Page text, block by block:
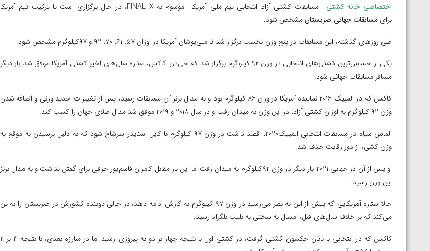
اختصاصی خانه کشتی
– مسابقات کشتی آزاد انتخابی تیم ملی آمریکا موسوم به FINAL X، در حال برگزاری است تا ترکیب تیم آمریکا
برای مسابقات جهانی صربستانمشخص شود.
طی روزهای گذشته، این مسابقات در پنج وزن نخست برگزار شد تا ملی‌پوشان آمریکا در اوزان ۵۷، ۶۱، ۷۰، ۹۲ و ۹۷کیلوگرم مشخص شود.
یکی از حساس‌ترین کشتی‌های انتخابی در وزن ۹۲ کیلوگرم برگزار شد که حی‌دن کاکس، ستاره سال‌های اخیر کشتی آمریکا موفق شد بار دیگر
مسافر مسابقات جهانی شود.
کاکس که در المپیک ۲۰۱۶ نماینده آمریکا در وزن ۸۶ کیلوگرم بود و به مدال برنز آن مسابقات رسید، پس از تغییرات جدید وزنی و اضافه شدن
وزن ۹۲ کیلوگرم به اوزان کشتی آزاد، در این وزن به میدان رفت و در سال ۲۰۱۸ و ۲۰۱۹ موفق شد مدال طلای جهان را کسب کند.
الماس سیاه در مسابقات انتخابی المپیک۲۰۲۰، قصد داشت در وزن ۹۷ کیلوگرم با کایل اسنایدر سرشاخ شود که به دلیل نرسیدن به موقع به
وزن کشی، از دور رقابت حذف شد.
او پس از آن در جهانی ۲۰۲۱ بار دیگر در وزن ۹۲کیلوگرم به میدان رفت اما این بار مقابل کامران قاسم‌پور حرفی برای گفتن نداشت و به مدال برنز
این وزن رسید.
حالا ستاره آمریکایی که پیش از این به نظر می‌رسید در وزن ۹۷ کیلوگرم به کارش ادامه دهد، در حالی دوبنده کشورش در صربستان را به تن
می‌کند که بر خلاف سال‌های قبل، امسال به سختی به بلیت بلگراد رسید.
کاکس که در انتخابی با ناتان جکسون کشتی گرفت، در کشتی اول با نتیجه چهار بر دو به پیروزی رسید اما در مبارزه بعدی، با نتیجه ۳ بر ۲
ارمنستان
ناظم امینه